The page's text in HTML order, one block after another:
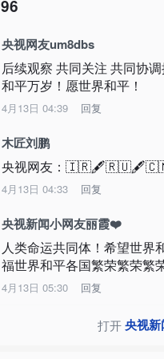
96
央视网友um8dbs
后续观察 共同关注 共同协调
和平万岁！愿世界和平！
4月13日 04:39 回复
木匠刘鹏
央视网友：🇮🇷🖋🇷🇺🖋🇨🇳
4月13日 04:33 回复
央视新闻小网友丽霞❤️
人类命运共同体！希望世界
福世界和平各国繁荣繁荣繁
4月13日 05:30 回复
打开央视新